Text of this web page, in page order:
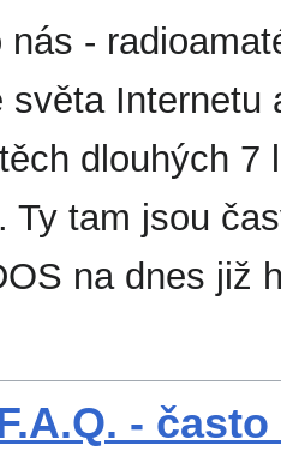
-
světa
dlouhých 7
Ty tam jsou
na dnes již
-